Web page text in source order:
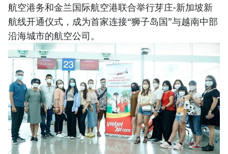
航空港务和金兰国际航空港联合举行芽庄-新加坡新
航线开通仪式，成为首家连接“狮子岛国”与越南中部
沿海城市的航空公司。